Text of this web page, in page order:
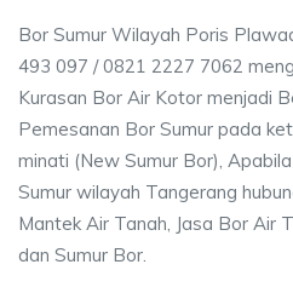
Bor Sumur Wilayah Poris
493 097 / 0821 2227 7062
Kurasan Bor Air Kotor menjadi
Pemesanan Bor Sumur pada
minati (New Sumur Bor),
Sumur wilayah Tangerang
Mantek Air Tanah, Jasa Bor Air
dan Sumur Bor.